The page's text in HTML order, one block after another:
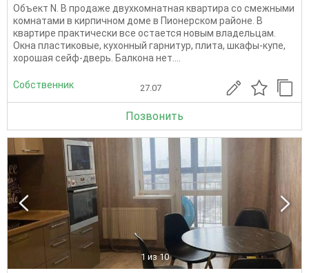
Объект N. В продаже двухкомнатная квартира со смежными
комнатами в кирпичном доме в Пионерском районе. В
квартире практически все остается новым владельцам.
Окна пластиковые, кухонный гарнитур, плита, шкафы-купе,
хорошая сейф-дверь. Балкона нет....
Собственник 27.07
Позвонить
1 из 10